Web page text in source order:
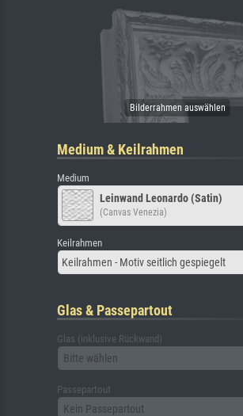
Medium & Keilrahmen
Medium
Leinwand Leonardo (Satin)
(Canvas Venezia)
Keilrahmen
Keilrahmen - Motiv seitlich gespiegelt
Glas & Passepartout
Glas (inklusive Rückwand)
Bitte wählen
Passepartout
Kein Passepartout